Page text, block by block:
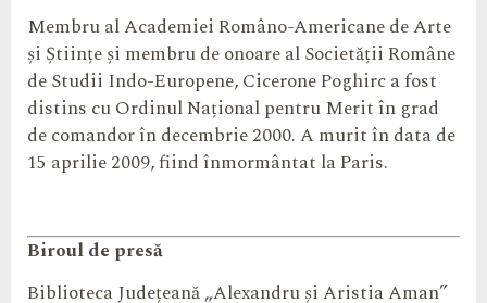
Membru al Academiei Româno-Americane de Arte
și Științe și membru de onoare al Societății Române
de Studii Indo-Europene, Cicerone Poghirc a fost
distins cu Ordinul Național pentru Merit în grad
de comandor în decembrie 2000. A murit în data de
15 aprilie 2009, fiind înmormântat la Paris.
Biroul de presă
Biblioteca Județeană „Alexandru și Aristia Aman”